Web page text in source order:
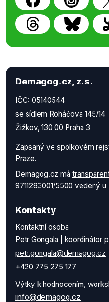
Demagog.cz, z.s.
IČO: 05140544
se sídlem Roháčova 145/14
Žižkov, 130 00 Praha 3
Zapsaný ve spolkovém
Praze.
Demagog.cz má
9711283001/5500 vedený u
Kontakty
Kontaktní osoba
Petr Gongala | koordinátor
petr.gongala@demagog.cz
+420 775 275 177
Výtky k hodnocením,
info@demagog.cz